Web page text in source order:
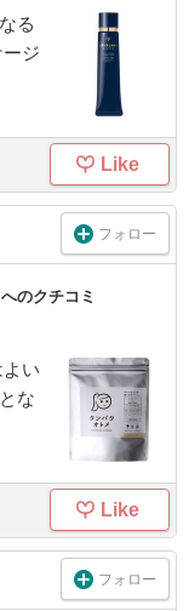
る
ジ
Like
フォロー
へのクチコミ
い
な
Like
フォロー